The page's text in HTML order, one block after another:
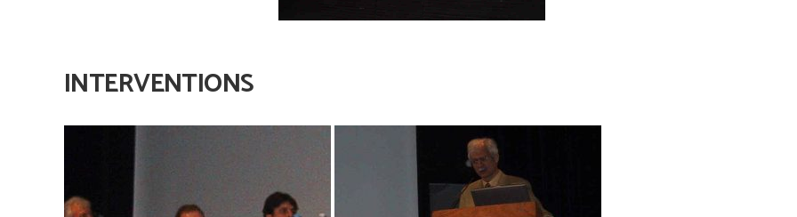
INTERVENTIONS